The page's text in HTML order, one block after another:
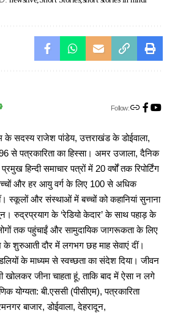
Follow:
सदस्य राजेश पांडेय, उत्तराखंड के डोईवाला,
से पत्रकारिता का हिस्सा। अमर उजाला, दैनिक
हिन्दी समाचार पत्रों में 20 वर्षों तक रिपोर्टिंग
और हर आयु वर्ग के लिए 100 से अधिक
स्कूलों और संस्थाओं में बच्चों को कहानियां सुनाना
रुद्रप्रयाग के ‘रेडियो केदार’ के साथ पहाड़ के
तक पहुंचाईं और सामुदायिक जागरूकता के लिए
के शुरुआती दौर में लगभग छह माह सेवाएं दीं।
के माध्यम से स्वच्छता का संदेश दिया। जीवन
खोलकर जीना चाहता हूं, ताकि बाद में ऐसा न लगे
योग्यता: बी.एससी (पीसीएम), पत्रकारिता
बाजार, डोईवाला, देहरादून,